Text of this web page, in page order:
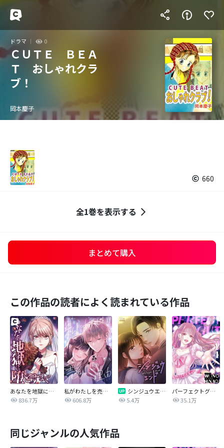
ドラマ 0
ＣＵＴＥ ＢＥＡ
Ｔ おしゃれクラ
ブ！
岡本慶子
660
全1巻を表示する
まとめて購入
この作品の読者によく読まれている作品
あなたを地獄に堕とすまで
836.7万
私がわたしを売る理由
606.8万
シンジュウエンド【タテヨミ】
5.4万
パーフェクトグリッター
35.1万
同じジャンルの人気作品